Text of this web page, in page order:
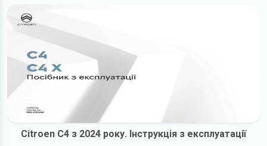
Citroen C4 з 2024 року. Інструкція з експлуатації